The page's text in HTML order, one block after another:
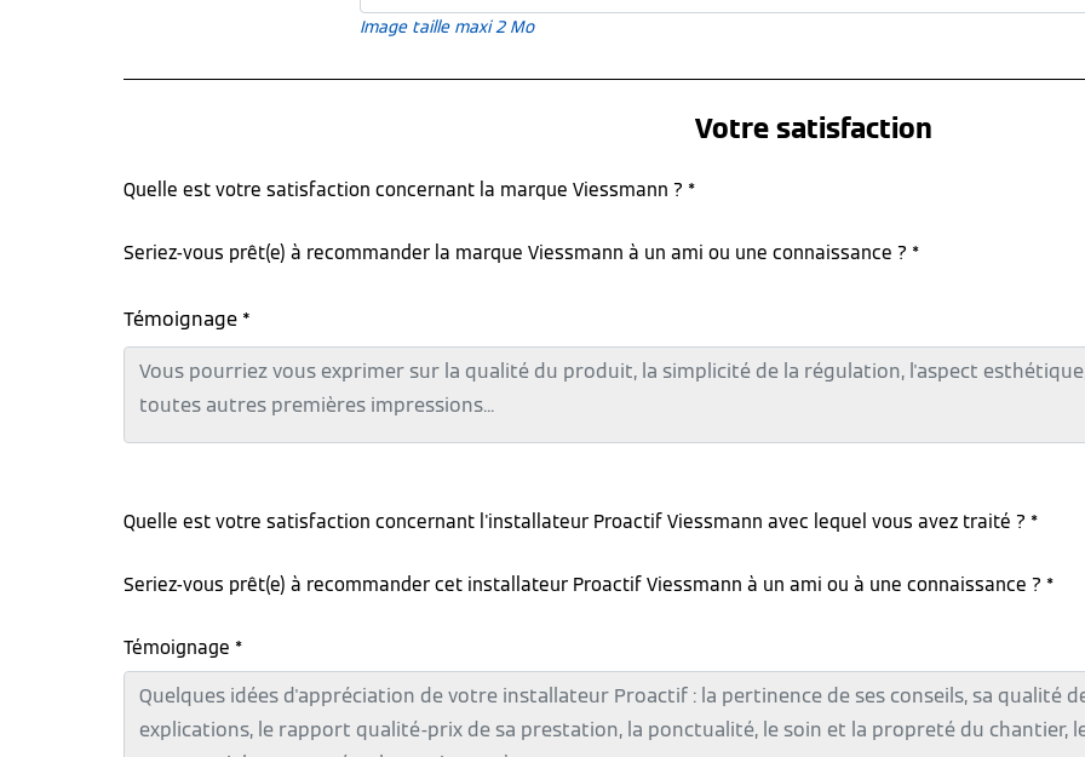
Image taille maxi 2 Mo
Votre satisfaction
Quelle est votre satisfaction concernant la marque Viessmann ? *
Seriez-vous prêt(e) à recommander la marque Viessmann à un ami ou une connaissance ? *
Témoignage *
Quelle est votre satisfaction concernant l'installateur Proactif Viessmann avec lequel vous avez traité ? *
Seriez-vous prêt(e) à recommander cet installateur Proactif Viessmann à un ami ou à une connaissance ? *
Témoignage *